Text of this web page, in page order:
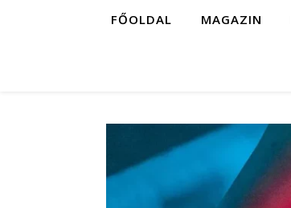
FŐOLDAL MAGAZIN